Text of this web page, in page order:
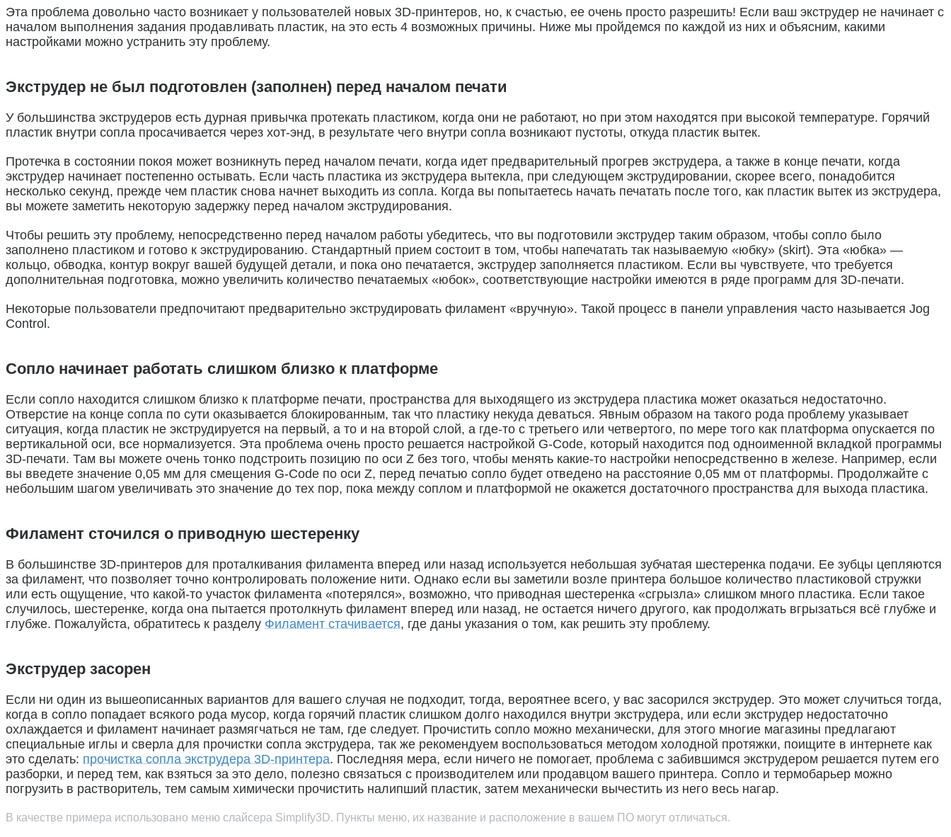
Эта проблема довольно часто возникает у пользователей новых 3D-принтеров, но, к счастью, ее очень просто разрешить! Если ваш экструдер не начинает с
началом выполнения задания продавливать пластик, на это есть 4 возможных причины. Ниже мы пройдемся по каждой из них и объясним, какими
настройками можно устранить эту проблему.
Экструдер не был подготовлен (заполнен) перед началом печати
У большинства экструдеров есть дурная привычка протекать пластиком, когда они не работают, но при этом находятся при высокой температуре. Горячий
пластик внутри сопла просачивается через хот-энд, в результате чего внутри сопла возникают пустоты, откуда пластик вытек.
Протечка в состоянии покоя может возникнуть перед началом печати, когда идет предварительный прогрев экструдера, а также в конце печати, когда
экструдер начинает постепенно остывать. Если часть пластика из экструдера вытекла, при следующем экструдировании, скорее всего, понадобится
несколько секунд, прежде чем пластик снова начнет выходить из сопла. Когда вы попытаетесь начать печатать после того, как пластик вытек из экструдера,
вы можете заметить некоторую задержку перед началом экструдирования.
Чтобы решить эту проблему, непосредственно перед началом работы убедитесь, что вы подготовили экструдер таким образом, чтобы сопло было
заполнено пластиком и готово к экструдированию. Стандартный прием состоит в том, чтобы напечатать так называемую «юбку» (skirt). Эта «юбка» —
кольцо, обводка, контур вокруг вашей будущей детали, и пока оно печатается, экструдер заполняется пластиком. Если вы чувствуете, что требуется
дополнительная подготовка, можно увеличить количество печатаемых «юбок», соответствующие настройки имеются в ряде программ для 3D-печати.
Некоторые пользователи предпочитают предварительно экструдировать филамент «вручную». Такой процесс в панели управления часто называется Jog
Control.
Сопло начинает работать слишком близко к платформе
Если сопло находится слишком близко к платформе печати, пространства для выходящего из экструдера пластика может оказаться недостаточно.
Отверстие на конце сопла по сути оказывается блокированным, так что пластику некуда деваться. Явным образом на такого рода проблему указывает
ситуация, когда пластик не экструдируется на первый, а то и на второй слой, а где-то с третьего или четвертого, по мере того как платформа опускается по
вертикальной оси, все нормализуется. Эта проблема очень просто решается настройкой G-Code, который находится под одноименной вкладкой программы
3D-печати. Там вы можете очень тонко подстроить позицию по оси Z без того, чтобы менять какие-то настройки непосредственно в железе. Например, если
вы введете значение 0,05 мм для смещения G-Code по оси Z, перед печатью сопло будет отведено на расстояние 0,05 мм от платформы. Продолжайте с
небольшим шагом увеличивать это значение до тех пор, пока между соплом и платформой не окажется достаточного пространства для выхода пластика.
Филамент сточился о приводную шестеренку
В большинстве 3D-принтеров для проталкивания филамента вперед или назад используется небольшая зубчатая шестеренка подачи. Ее зубцы цепляются
за филамент, что позволяет точно контролировать положение нити. Однако если вы заметили возле принтера большое количество пластиковой стружки
или есть ощущение, что какой-то участок филамента «потерялся», возможно, что приводная шестеренка «сгрызла» слишком много пластика. Если такое
случилось, шестеренке, когда она пытается протолкнуть филамент вперед или назад, не остается ничего другого, как продолжать вгрызаться всё глубже и
глубже. Пожалуйста, обратитесь к разделу Филамент стачивается, где даны указания о том, как решить эту проблему.
Экструдер засорен
Если ни один из вышеописанных вариантов для вашего случая не подходит, тогда, вероятнее всего, у вас засорился экструдер. Это может случиться тогда,
когда в сопло попадает всякого рода мусор, когда горячий пластик слишком долго находился внутри экструдера, или если экструдер недостаточно
охлаждается и филамент начинает размягчаться не там, где следует. Прочистить сопло можно механически, для этого многие магазины предлагают
специальные иглы и сверла для прочистки сопла экструдера, так же рекомендуем воспользоваться методом холодной протяжки, поищите в интернете как
это сделать: прочистка сопла экструдера 3D-принтера. Последняя мера, если ничего не помогает, проблема с забившимся экструдером решается путем его
разборки, и перед тем, как взяться за это дело, полезно связаться с производителем или продавцом вашего принтера. Сопло и термобарьер можно
погрузить в растворитель, тем самым химически прочистить налипший пластик, затем механически вычестить из него весь нагар.
В качестве примера использовано меню слайсера Simplify3D. Пункты меню, их название и расположение в вашем ПО могут отличаться.